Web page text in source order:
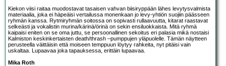
Kiekon viisi raitaa muodostavat tasaisen vahvan biisiryppään lähes levytysvalmista
materiaalia, joka ei häpeäisi vertailussa monenkaan jo levy-yhtiön suojiin päässeen
ryhmän kanssa. Rytmiryhmän soitossa on sopivasti rullaavuutta, kitarat raastavat
selkeästi ja vokalistin murina/kärinä/örinä on sekin ensiluokkaista. Mitä ryhmä
kaipaisi eniten on se oma juttu, se persoonallinen sekoitus eri palasia mikä nostaisi
Kalmiston keskinkertaisten death/thrash –pumppujen yläpuolelle. Tämän näytteen
perusteella väittäisin että moiseen temppuun löytyy rahkeita, nyt pitäisi vain
uskaltaa. Lupaavaa joka tapauksessa, erittäin lupaavaa.
Mika Roth